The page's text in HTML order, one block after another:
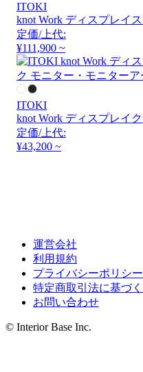
ITOKI
knot Work ディスプレイ
定価/上代:
¥111,900 ~
ITOKI
knot Work ディスプレイ
定価/上代:
¥43,200 ~
運営会社
利用規約
プライバシーポリシー
特定商取引法に基づ
お問い合わせ
© Interior Base Inc.